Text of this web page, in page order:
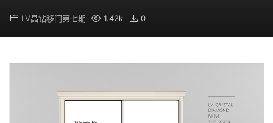
LV晶钻移门第七期 1.42k 0